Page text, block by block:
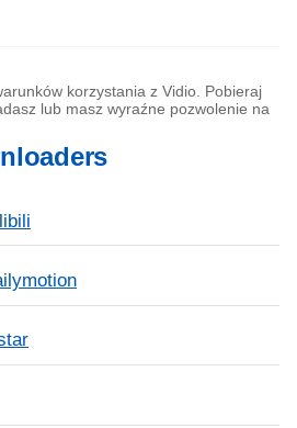
korzystania z Vidio. Pobieraj
lub masz wyraźne pozwolenie na